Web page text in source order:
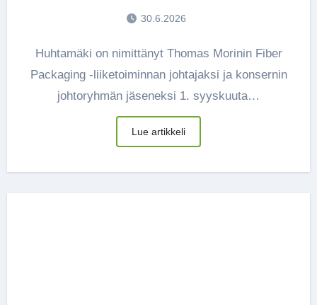
30.6.2026
Huhtamäki on nimittänyt Thomas Morinin Fiber
Packaging -liiketoiminnan johtajaksi ja konsernin
johtoryhmän jäseneksi 1. syyskuuta…
Lue artikkeli